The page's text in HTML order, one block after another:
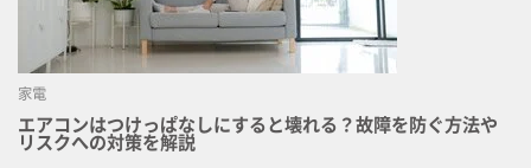
家電
エアコンはつけっぱなしにすると壊れる？故障を防ぐ方法や
リスクへの対策を解説